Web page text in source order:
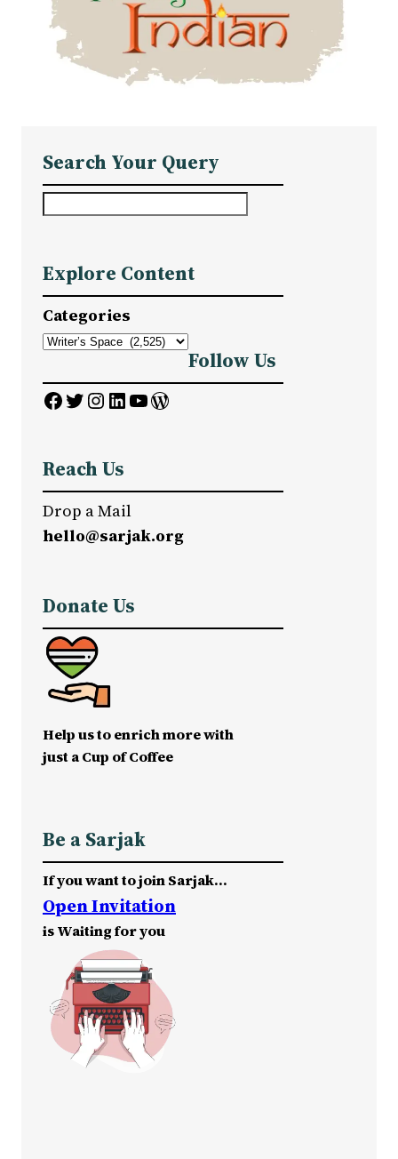
Search Your Query
r
c
h
Explore Content
Categories
Follow Us
Facebook Twitter InstagramLinkedIn YouTube WordPress
Reach Us
Drop a Mail
hello@sarjak.org
Donate Us
Help us to enrich more with
just a Cup of Coffee
Be a Sarjak
If you want to join Sarjak…
Open Invitation
is Waiting for you